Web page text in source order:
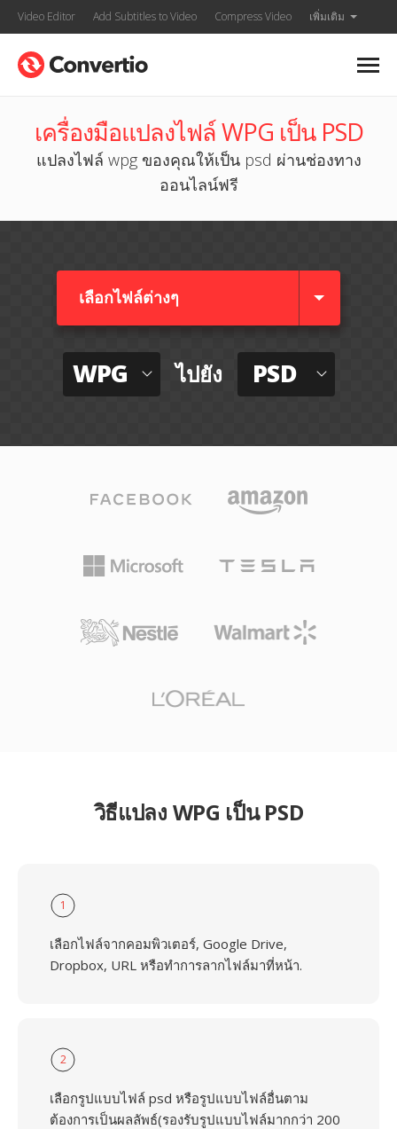
Video Editor Add Subtitles to Video Compress Video เพิ่มเติม
เครื่องมือแปลงไฟล์ WPG เป็น PSD
แปลงไฟล์ wpg ของคุณให้เป็น psd ผ่านช่องทาง
ออนไลน์ฟรี
เลือกไฟล์ต่างๆ​
WPG ไปยัง PSD
วิธีแปลง WPG เป็น PSD
1
เลือกไฟล์จากคอมพิวเตอร์, Google Drive,
Dropbox, URL หรือทำการลากไฟล์มาที่หน้า.
2
เลือกรูปแบบไฟล์ psd หรือรูปแบบไฟล์อื่นตาม
ต้องการเป็นผลลัพธ์(รองรับรูปแบบไฟล์มากกว่า 200